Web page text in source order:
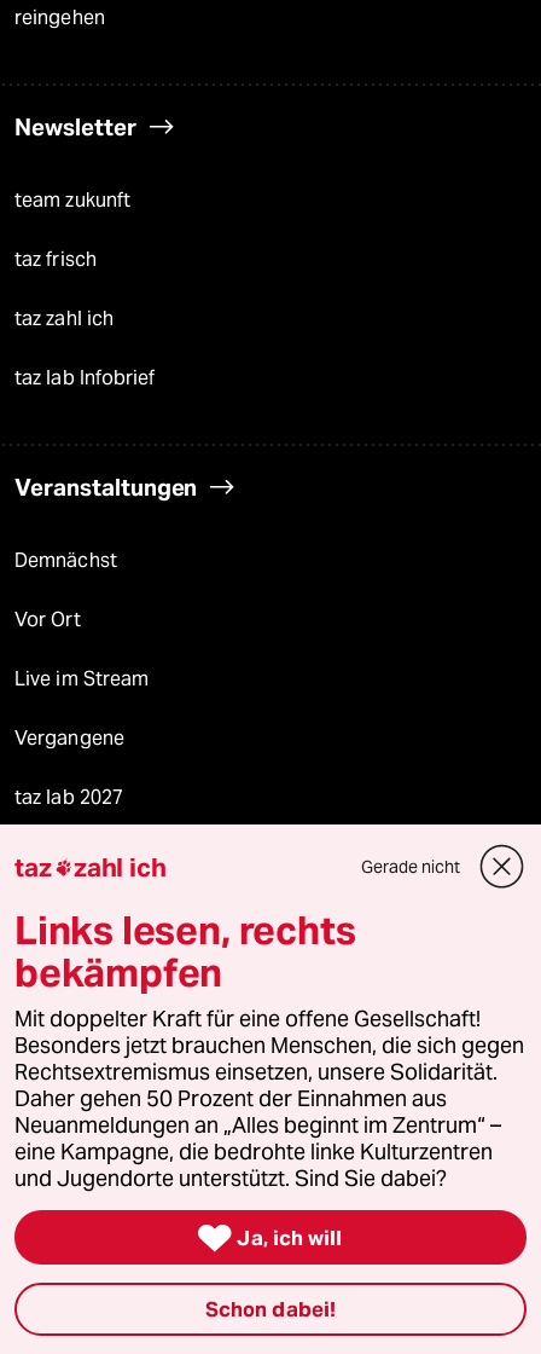
reingehen
Newsletter
team zukunft
taz frisch
taz zahl ich
taz lab Infobrief
Veranstaltungen
Demnächst
Vor Ort
Live im Stream
Vergangene
taz lab 2027
taz Blogs
taz FUTURZWEI
Le Monde diplomatique
taz Archiv
Mehr taz Angebote
taz zahl ich Gerade nicht
Links lesen, rechts
bekämpfen
Mit doppelter Kraft für eine offene Gesellschaft!
Besonders jetzt brauchen Menschen, die sich gegen
Rechtsextremismus einsetzen, unsere Solidarität.
Daher gehen 50 Prozent der Einnahmen aus
Neuanmeldungen an „Alles beginnt im Zentrum“ –
eine Kampagne, die bedrohte linke Kulturzentren
und Jugendorte unterstützt. Sind Sie dabei?
 Ja, ich will
Schon dabei!